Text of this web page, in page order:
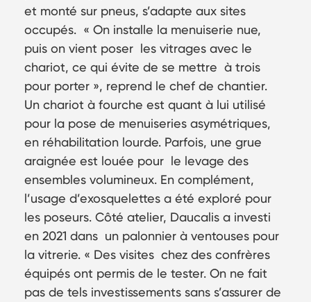
et monté sur pneus, s’adapte aux sites
occupés. « On installe la menuiserie nue,
puis on vient poser les vitrages avec le
chariot, ce qui évite de se mettre à trois
pour porter », reprend le chef de chantier.
Un chariot à fourche est quant à lui utilisé
pour la pose de menuiseries asymétriques,
en réhabilitation lourde. Parfois, une grue
araignée est louée pour le levage des
ensembles volumineux. En complément,
l’usage d’exosquelettes a été exploré pour
les poseurs. Côté atelier, Daucalis a investi
en 2021 dans un palonnier à ventouses pour
la vitrerie. « Des visites chez des confrères
équipés ont permis de le tester. On ne fait
pas de tels investissements sans s’assurer de